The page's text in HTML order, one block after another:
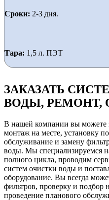
Сроки: 2-3 дня.
Тара: 1,5 л. ПЭТ
ЗАКАЗАТЬ
ВОДЫ, РЕМОНТ,
В нашей компании вы можете
монтаж на месте, установку
обслуживание и замену
воды. Мы специализируемся
полного цикла, проводим
систем очистки воды и
оборудование. Вы всегда
фильтров, проверку и подбор
проведение планового